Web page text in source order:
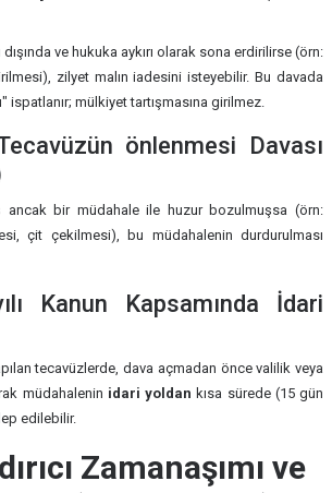
ve hukuka aykırı olarak sona erdirilirse (örn:
zilyet malın iadesini isteyebilir. Bu davada
mülkiyet tartışmasına girilmez.
önlenmesi Davası
ancak bir müdahale ile huzur bozulmuşsa (örn:
çit çekilmesi), bu müdahalenin durdurulması
Kanun Kapsamında İdari
tecavüzlerde, dava açmadan önce valilik veya
müdahalenin idari yoldan kısa sürede (15 gün
edilebilir.
Zamanaşımı ve